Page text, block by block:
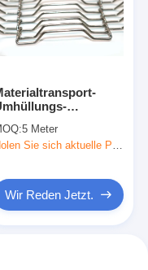
Wire Mesh For-
Schokoladen-
5 Meter
Wir Reden Jetzt.